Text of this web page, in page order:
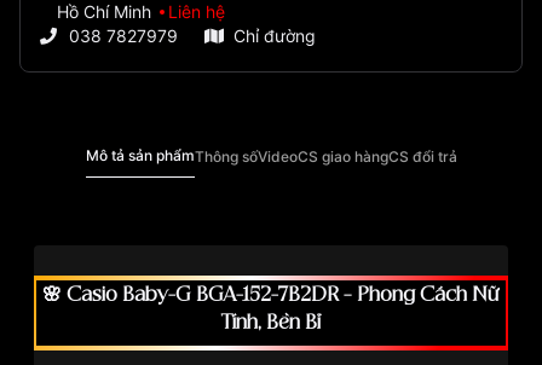
Hồ Chí Minh
Liên hệ
038 7827979
Chỉ đường
Mô tả sản phẩmThông sốVideoCS giao hàngCS đổi trả
🌸 Casio Baby-G BGA-152-7B2DR – Phong Cách Nữ
Tính, Bền Bỉ